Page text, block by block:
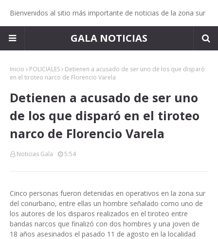
Bienvenidos al sitio más importante de noticias de la zona sur
GALA NOTICIAS
Inicio POLICIALES
Detienen a acusado de ser uno de los que disparó
en el tiroteo narco de Florencio Varela
Detienen a acusado de ser uno
de los que disparó en el tiroteo
narco de Florencio Varela
Noticias Gala 5:54
Cinco personas fueron detenidas en operativos en la zona sur
del conurbano, entre ellas un hombre señalado como uno de
los autores de los disparos realizados en el tiroteo entre
bandas narcos que finalizó con dos hombres y una joven de
18 años asesinados el pasado 11 de agosto en la localidad